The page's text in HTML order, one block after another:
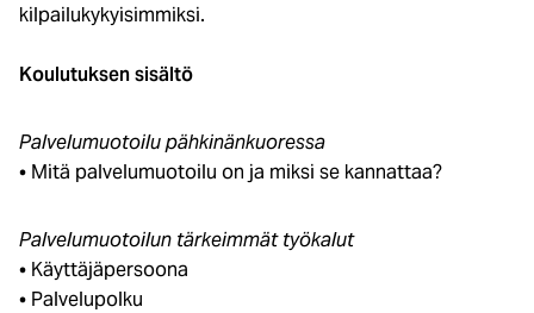
kilpailukykyisimmiksi.
Koulutuksen sisältö
Palvelumuotoilu pähkinänkuoressa
• Mitä palvelumuotoilu on ja miksi se kannattaa?
Palvelumuotoilun tärkeimmät työkalut
• Käyttäjäpersoona
• Palvelupolku